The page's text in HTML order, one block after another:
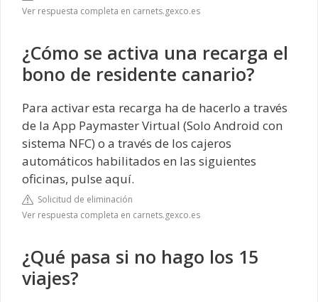
Ver respuesta completa en carnets.gexco.es
¿Cómo se activa una recarga el
bono de residente canario?
Para activar esta recarga ha de hacerlo a través
de la App Paymaster Virtual (Solo Android con
sistema NFC) o a través de los cajeros
automáticos habilitados en las siguientes
oficinas, pulse aquí.
Solicitud de eliminación
Ver respuesta completa en carnets.gexco.es
¿Qué pasa si no hago los 15
viajes?